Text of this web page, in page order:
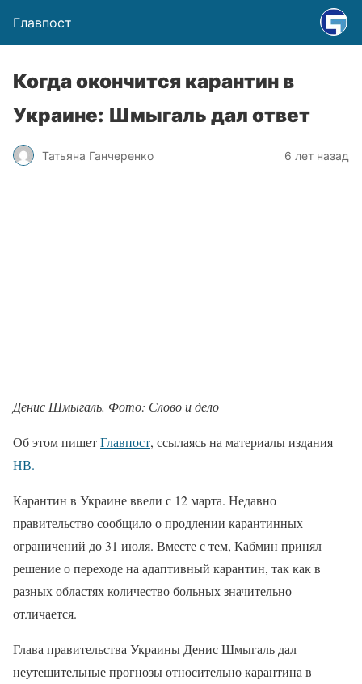
Главпост
Когда окончится карантин в
Украине: Шмыгаль дал ответ
Татьяна Ганчеренко 6 лет назад
Денис Шмыгаль. Фото: Слово и дело
Об этом пишетГлавпост, ссылаясь на материалы издания
НВ.
Карантин в Украине ввели с 12 марта. Недавно
правительство сообщило о продлении карантинных
ограничений до 31 июля. Вместе с тем, Кабмин принял
решение о переходе на адаптивный карантин, так как в
разных областях количество больных значительно
отличается.
Глава правительства Украины Денис Шмыгаль дал
неутешительные прогнозы относительно карантина в